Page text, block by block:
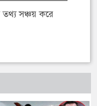
সঞ্চয় করে